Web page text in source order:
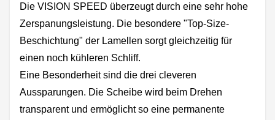
Die VISION SPEED überzeugt durch eine sehr hohe
Zerspanungsleistung. Die besondere "Top-Size-
Beschichtung" der Lamellen sorgt gleichzeitig für
einen noch kühleren Schliff.
Eine Besonderheit sind die drei cleveren
Aussparungen. Die Scheibe wird beim Drehen
transparent und ermöglicht so eine permanente